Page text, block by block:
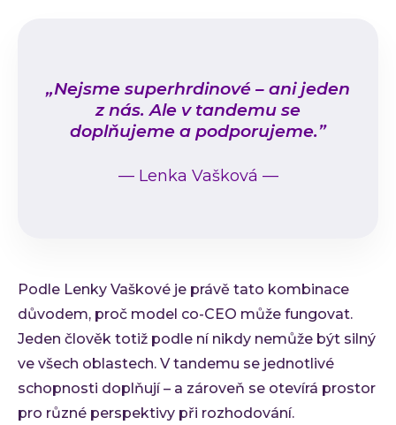
„Nejsme superhrdinové – ani jeden
z nás. Ale v tandemu se
doplňujeme a podporujeme.”
—Lenka Vašková —
Podle Lenky Vaškové je právě tato kombinace
důvodem, proč model co-CEO může fungovat.
Jeden člověk totiž podle ní nikdy nemůže být silný
ve všech oblastech. V tandemu se jednotlivé
schopnosti doplňují – a zároveň se otevírá prostor
pro různé perspektivy při rozhodování.